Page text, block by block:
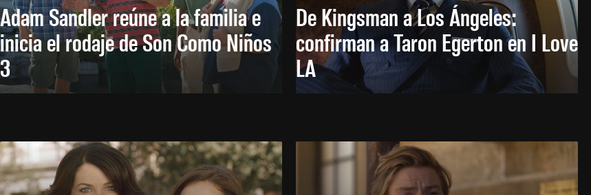
Adam Sandler reúne a la familia e
inicia el rodaje de Son Como Niños
3
De Kingsman a Los Ángeles:
confirman a Taron Egerton en I Love
LA